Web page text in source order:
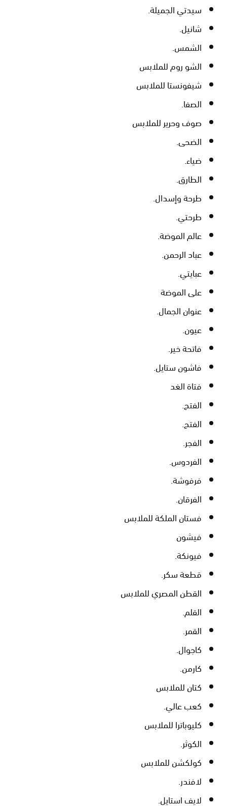
سيدتي الجميلة.
شانيل.
الشمس.
الشو روم للملابس
شيفونستا للملابس
الصفا.
صوف وحرير للملابس
الضحى.
ضياء.
الطارق.
طرحة وإسدال.
طرحتي.
عالم الموضة.
عباد الرحمن.
عبايتي.
على الموضة
عنوان الجمال.
عيون.
فاتحة خير.
فاشون ستايل.
فتاة الغد
الفتح.
الفتح.
الفجر.
الفردوس.
فرفوشة.
الفرقان.
فستان الملكة للملابس
فيشون
فيونكة.
قطعة سكر.
القطن المصري للملابس
القلم.
القمر.
كاجوال.
كارمن.
كتان للملابس
كعب عالي.
كليوباترا للملابس
الكوثر.
كولكشن للملابس
لافندر.
لايف استايل.